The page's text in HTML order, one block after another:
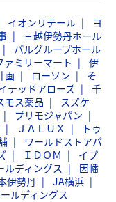
イオンリテール
ヨ
三越伊勢丹ホール
パルグループホール
ァミリーマート
伊
画 ローソン
そ
テッドアローズ
千
モス薬品
スズケ
プリモジャパン
ＪＡＬＵＸ
トゥ
ワールドストアパ
ＩＤＯＭ
イプ
ルディングス
因幡
伊勢丹
JA横浜
ルディングス